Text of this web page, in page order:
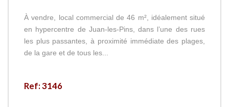
À vendre, local commercial de 46 m², idéalement situé
en hypercentre de Juan-les-Pins, dans l’une des rues
les plus passantes, à proximité immédiate des plages,
de la gare et de tous les...
Ref: 3146